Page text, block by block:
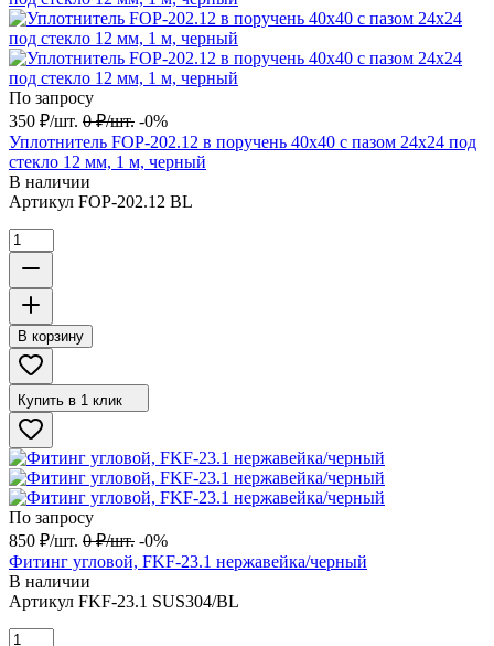
По запросу
350 ₽/шт. 0 ₽/шт. -0%
Уплотнитель FOP-202.12 в поручень 40х40 с пазом 24х24 под
стекло 12 мм, 1 м, черный
В наличии
Артикул FOP-202.12 BL
В корзину
Купить в 1 клик
По запросу
850 ₽/шт. 0 ₽/шт. -0%
Фитинг угловой, FKF-23.1 нержавейка/черный
В наличии
Артикул FKF-23.1 SUS304/BL